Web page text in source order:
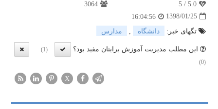
5.0
/
5
3064
1398/01/25
16:04:56
تگهای خبر:
دانشگاه , مدارس
این مطلب مدیریت آموزش برایتان مفید بود؟
(1)
(0)
X